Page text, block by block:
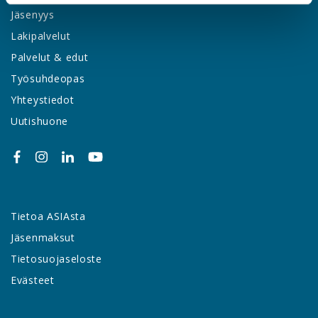
Jäsenyys
Lakipalvelut
Palvelut & edut
Työsuhdeopas
Yhteystiedot
Uutishuone
Tietoa ASIAsta
Jäsenmaksut
Tietosuojaseloste
Evästeet